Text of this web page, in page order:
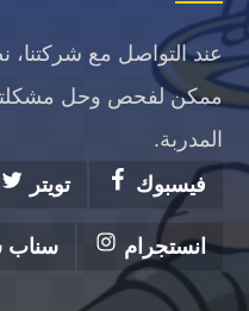
عند التواصل مع
ممكن لفحص وحل مشكلتك
المدربة.
فيسبوك
تويتر
انستجرام سناب